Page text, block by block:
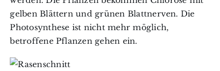
gelben Blättern und grünen Blattnerven. Die
Photosynthese ist nicht mehr möglich,
betroffene Pflanzen gehen ein.